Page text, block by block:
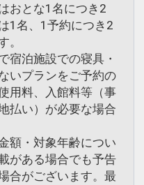
おとな1名につき2
1名、1予約につき2
。
宿泊施設での寝具・
いプランをご予約の
用料、入館料等（事
払い）が必要な場合
額・対象年齢につい
がある場合でも予告
合がございます。最